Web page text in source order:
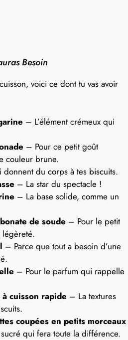
Besoin
voici ce dont tu vas avoir
– L’élément crémeux qui
– Pour ce petit goût
couleur brune.
du corps à tes biscuits.
– La star du spectacle !
– La base solide, comme un
de soude – Pour le petit
– Parce que tout a besoin d’une
– Pour le parfum qui rappelle
cuisson rapide – La textures
coupées en petits morceaux
qui fera toute la différence.